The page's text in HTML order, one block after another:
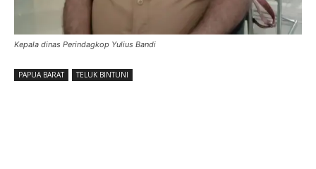
Kepala dinas Perindagkop Yulius Bandi
PAPUA BARAT TELUK BINTUNI